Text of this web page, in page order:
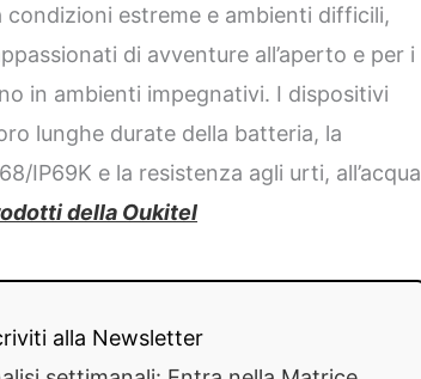
estreme e ambienti difficili,
di avventure all’aperto e per i
in ambienti impegnativi. I dispositivi
lunghe durate della batteria, la
IP69K e la resistenza agli urti, all’acqua
della Oukitel
alla Newsletter